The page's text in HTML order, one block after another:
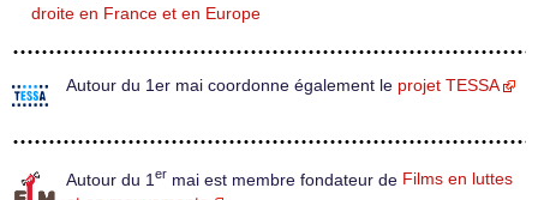
droite en France et en Europe
Autour du 1er mai coordonne également le projet TESSA
Autour du 1 er mai est membre fondateur de Films en luttes